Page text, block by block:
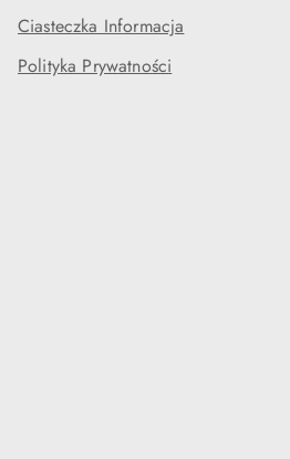
Ciasteczka Informacja
Polityka Prywatności